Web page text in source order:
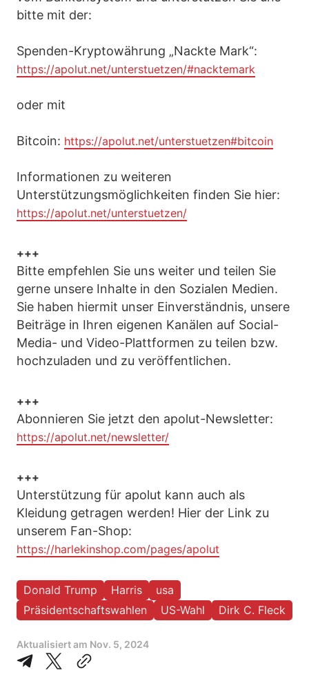
bitte mit der:
Spenden-Kryptowährung „Nackte Mark“:
https://apolut.net/unterstuetzen/#nacktemark
oder mit
Bitcoin: https://apolut.net/unterstuetzen#bitcoin
Informationen zu weiteren
Unterstützungsmöglichkeiten finden Sie hier:
https://apolut.net/unterstuetzen/
+++
Bitte empfehlen Sie uns weiter und teilen Sie
gerne unsere Inhalte in den Sozialen Medien.
Sie haben hiermit unser Einverständnis, unsere
Beiträge in Ihren eigenen Kanälen auf Social-
Media- und Video-Plattformen zu teilen bzw.
hochzuladen und zu veröffentlichen.
+++
Abonnieren Sie jetzt den apolut-Newsletter:
https://apolut.net/newsletter/
+++
Unterstützung für apolut kann auch als
Kleidung getragen werden! Hier der Link zu
unserem Fan-Shop:
https://harlekinshop.com/pages/apolut
Donald Trump Harris
usa
Präsidentschaftswahlen
US-Wahl Dirk C. Fleck
Aktualisiert am Nov. 5, 2024